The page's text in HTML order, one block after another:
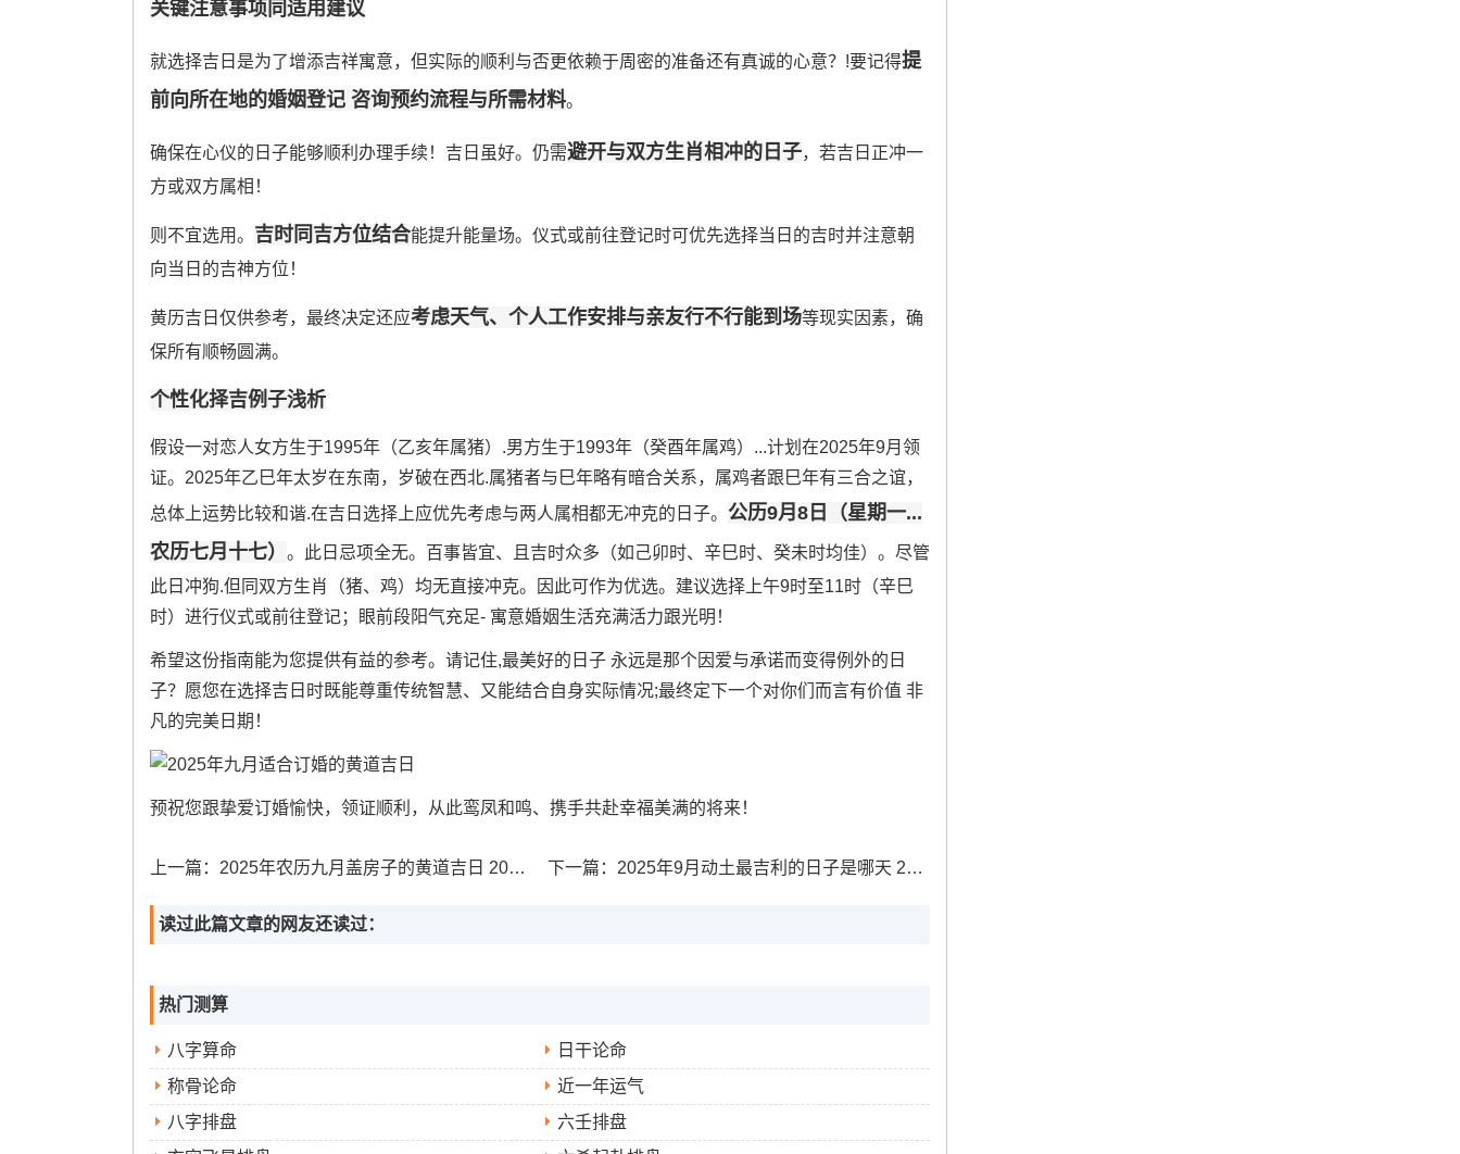
关键注意事项同适用建议
就选择吉日是为了增添吉祥寓意，但实际的顺利与否更依赖于周密的准备还有真诚的心意？!要记得提
前向所在地的婚姻登记 咨询预约流程与所需材料。
确保在心仪的日子能够顺利办理手续！吉日虽好。仍需避开与双方生肖相冲的日子，若吉日正冲一
方或双方属相！
则不宜选用。 吉时同吉方位结合能提升能量场。仪式或前往登记时可优先选择当日的吉时并注意朝
向当日的吉神方位！
黄历吉日仅供参考，最终决定还应考虑天气、个人工作安排与亲友行不行能到场等现实因素，确
保所有顺畅圆满。
个性化择吉例子浅析
假设一对恋人女方生于1995年（乙亥年属猪）.男方生于1993年（癸酉年属鸡）...计划在2025年9月领
证。2025年乙巳年太岁在东南，岁破在西北.属猪者与巳年略有暗合关系，属鸡者跟巳年有三合之谊，
总体上运势比较和谐.在吉日选择上应优先考虑与两人属相都无冲克的日子。 公历9月8日（星期一...
农历七月十七） 。此日忌项全无。百事皆宜、且吉时众多（如己卯时、辛巳时、癸未时均佳）。尽管
此日冲狗.但同双方生肖（猪、鸡）均无直接冲克。因此可作为优选。建议选择上午9时至11时（辛巳
时）进行仪式或前往登记；眼前段阳气充足- 寓意婚姻生活充满活力跟光明！
希望这份指南能为您提供有益的参考。请记住,最美好的日子 永远是那个因爱与承诺而变得例外的日
子？愿您在选择吉日时既能尊重传统智慧、又能结合自身实际情况;最终定下一个对你们而言有价值 非
凡的完美日期！
预祝您跟挚爱订婚愉快，领证顺利，从此鸾凤和鸣、携手共赴幸福美满的将来！
上一篇： 2025年农历九月盖房子的黄道吉日 2025年9月建房黄道吉日有哪些 下一篇： 2025年9月动土最吉利的日子是哪天 2025年9月动土吉日
读过此篇文章的网友还读过：
热门测算
八字算命
日干论命
称骨论命
近一年运气
八字排盘
六壬排盘